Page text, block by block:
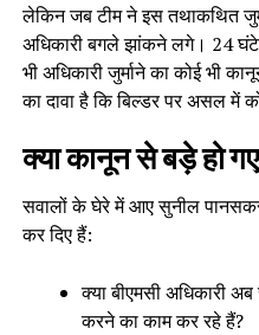
लेकिन जब टीम ने इस तथाकथित
अधिकारी बगले झांकने लगे। 24
भी अधिकारी जुर्माने का कोई भी
का दावा है कि बिल्डर पर असल में
क्या कानून से बड़े हो
सवालों के घेरे में आए सुनील
कर दिए हैं:
क्या बीएमसी अधिकारी
करने का काम कर रहे हैं?